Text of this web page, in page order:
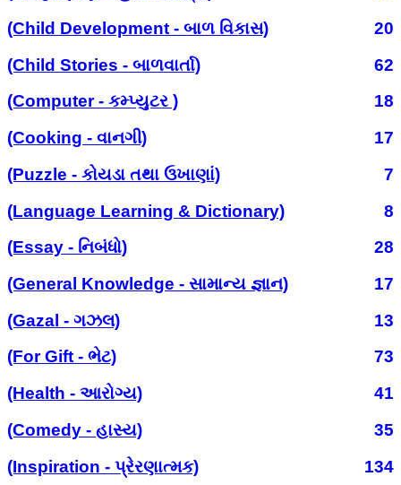
(Child Development - બાળ વિકાસ)
20
(Child Stories - બાળવાર્તા)
62
(Computer - કમ્પ્યુટર )
18
(Cooking - વાનગી)
17
(Puzzle - કોયડા તથા ઉખાણાં)
7
(Language Learning & Dictionary)
8
(Essay - નિબંધો)
28
(General Knowledge - સામાન્ય જ્ઞાન)
17
(Gazal - ગઝલ)
13
(For Gift - ભેટ)
73
(Health - આરોગ્ય)
41
(Comedy - હાસ્ય)
35
(Inspiration - પ્રેરણાત્મક)
134